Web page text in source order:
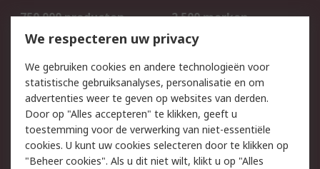
750.000 producten
2.500 merken
Bestellen
Inkoopoplossingen
Track & Trace
Wettelijk
Cookiebeleid
Email veiligheid
Privacybeleid
Websitevoorwaarden
We respecteren uw privacy
We gebruiken cookies en andere technologieën voor
statistische gebruiksanalyses, personalisatie en om
advertenties weer te geven op websites van derden.
Door op "Alles accepteren" te klikken, geeft u
toestemming voor de verwerking van niet-essentiële
cookies. U kunt uw cookies selecteren door te klikken op
"Beheer cookies". Als u dit niet wilt, klikt u op "Alles